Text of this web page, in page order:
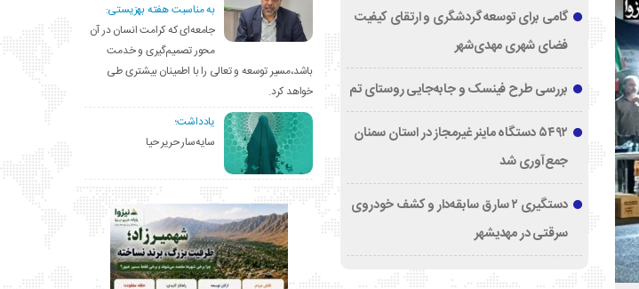
گامی برای توسعه گردشگری و ارتقای کیفیت
فضای شهری مهدی‌شهر
بررسی طرح فینسک و جابه‌جایی روستای تم
۵۴۹۲ دستگاه ماینر غیرمجاز در استان سمنان
جمع‌آوری شد
دستگیری ۲ سارق سابقه‌دار و کشف خودروی
سرقتی در مهدیشهر
به مناسبت هفته بهزیستی:
جامعه‌ای که کرامت انسان در آن
محور تصمیم‌گیری و خدمت
باشد،مسیر توسعه و تعالی را با اطمینان بیشتری طی
خواهد کرد.
یادداشت؛
سایه‌سار حریر حیا